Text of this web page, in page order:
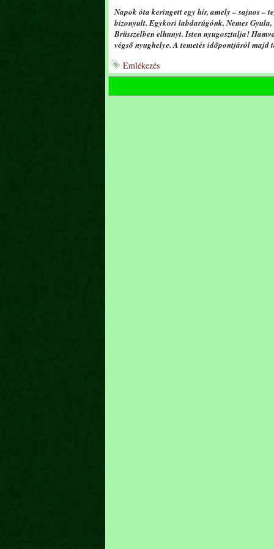
Napok óta keringett egy hír, amely – sajnos –
bizonyult. Egykori labdarúgónk, Nemes Gyula,
Brüsszelben elhunyt. Isten nyugosztalja!
végső nyughelye. A temetés időpontjáról majd
Emlékezés